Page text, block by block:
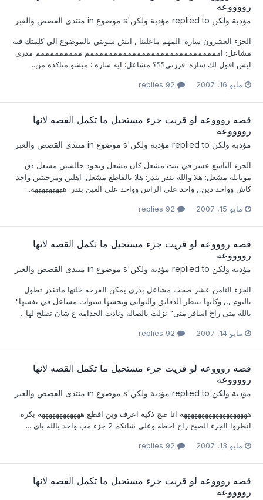
رووووعه
مؤدبة ولكن مؤدبة ولكن's موضوع in منتدى القصص والعبر
الجزء العشرون ساره :المهم ماعلينا , ايش سويتي بالموضوع الي كلمتك فيه
مشاعل: اممممممممممممممممممممممممممممم مممممممممم مدري
ايش اقول لك ساره: قررتي؟؟؟ مشاعل: ايه ساره : ميشو متاكده من...
مايو 16, 2007
قصه روووعه لو قريت جزء مستحيل ما تكمل القصه لانها
رووووعه
مؤدبة ولكن مؤدبة ولكن's موضوع in منتدى القصص والعبر
الجزء التاسع عشر في بيت مشعل كان مشعل ونجود جالسين مشعل دق
موبايله مشعل: هلا والله بندر بندر: هلا بالقاطع مشعل: اهلين ومرحبتين واحد
كاش وواحد دين,, واحد على الراس وواحد على العين بندر: هههههههههه...
مايو 15, 2007
قصه روووعه لو قريت جزء مستحيل ما تكمل القصه لانها
رووووعه
مؤدبة ولكن مؤدبة ولكن's موضوع in منتدى القصص والعبر
الجزء الثامن عشر صحت مشاعل بدري يمكن الفرحه خلتها ماتقدر تطول
بالنوم ,,, وكانها تنتظر الدقايق والثواني وتحسها سنوات مشاعل في نفسها"
يالله متى راح اسافر متى" نزلت بالصاله ونادت الخدامه ع شان تصلح لها...
مايو 14, 2007
قصه روووعه لو قريت جزء مستحيل ما تكمل القصه لانها
رووووعه
مؤدبة ولكن مؤدبة ولكن's موضوع in منتدى القصص والعبر
هههههههههههههههههههه انا صج ذكية اعرف وين اقطع ههههههههههههه بكره
انطروا الجزء الصبح راح احطه وعلى شانكم 2 جزء مب واحد يالله باي ...
مايو 13, 2007
قصه روووعه لو قريت جزء مستحيل ما تكمل القصه لانها
رووووعه